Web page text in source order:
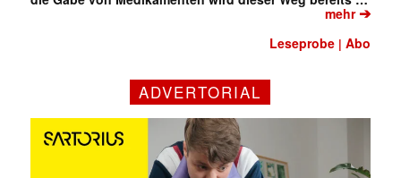
mehr➔
Leseprobe |Abo
ADVERTORIAL